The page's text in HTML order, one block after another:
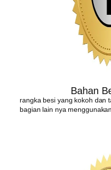
Bahan
rangka besi yang kokoh dan
bagian lain nya